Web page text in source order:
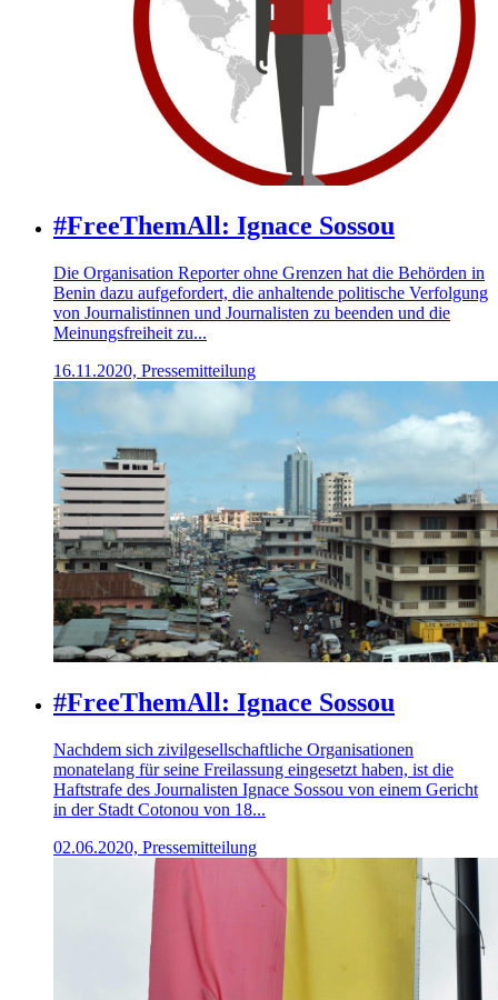
#FreeThemAll: Ignace Sossou
Die Organisation Reporter ohne Grenzen hat die Behörden in
Benin dazu aufgefordert, die anhaltende politische Verfolgung
von Journalistinnen und Journalisten zu beenden und die
Meinungsfreiheit zu...
16.11.2020, Pressemitteilung
#FreeThemAll: Ignace Sossou
Nachdem sich zivilgesellschaftliche Organisationen
monatelang für seine Freilassung eingesetzt haben, ist die
Haftstrafe des Journalisten Ignace Sossou von einem Gericht
in der Stadt Cotonou von 18...
02.06.2020, Pressemitteilung